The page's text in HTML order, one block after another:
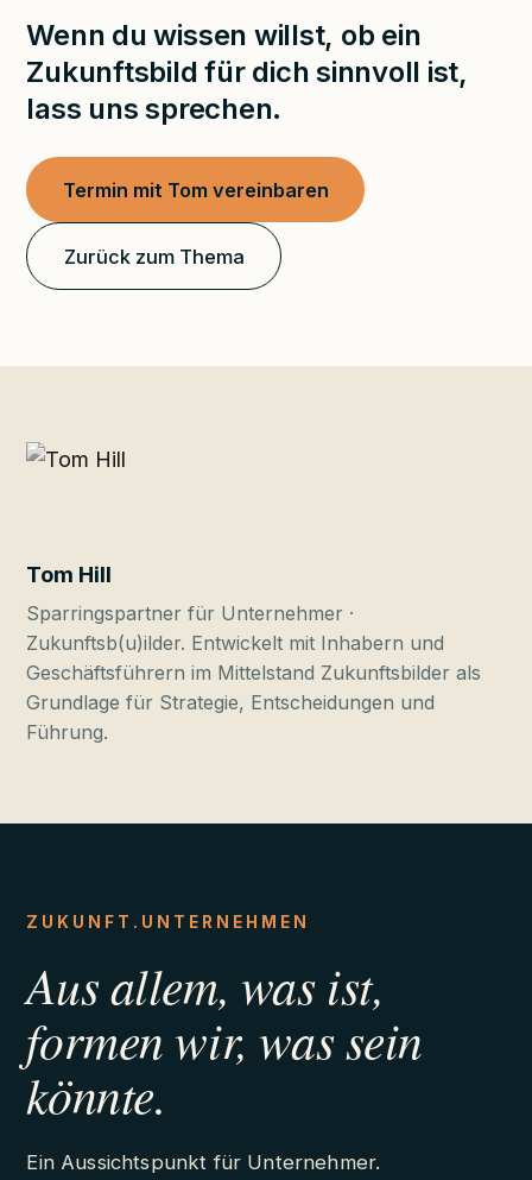
Wenn du wissen willst, ob ein
Zukunftsbild für dich sinnvoll ist,
lass uns sprechen.
Termin mit Tom vereinbaren
Zurück zum Thema
Tom Hill
Sparringspartner für Unternehmer ·
Zukunftsb(u)ilder. Entwickelt mit Inhabern und
Geschäftsführern im Mittelstand Zukunftsbilder als
Grundlage für Strategie, Entscheidungen und
Führung.
ZUKUNFT.UNTERNEHMEN
Aus allem, was ist,
formen wir, was sein
könnte.
Ein Aussichtspunkt für Unternehmer.